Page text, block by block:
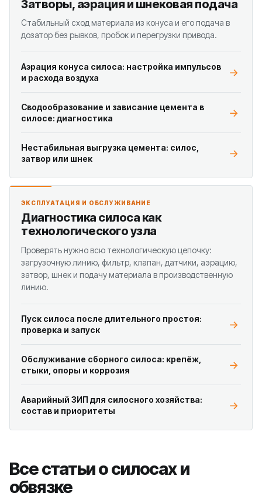
Затворы, аэрация и шнековая подача
Стабильный сход материала из конуса и его подача в
дозатор без рывков, пробок и перегрузки привода.
Аэрация конуса силоса: настройка импульсов
и расхода воздуха
Сводообразование и зависание цемента в
силосе: диагностика
Нестабильная выгрузка цемента: силос,
затвор или шнек
ЭКСПЛУАТАЦИЯ И ОБСЛУЖИВАНИЕ
Диагностика силоса как
технологического узла
Проверять нужно всю технологическую цепочку:
загрузочную линию, фильтр, клапан, датчики, аэрацию,
затвор, шнек и подачу материала в производственную
линию.
Пуск силоса после длительного простоя:
проверка и запуск
Обслуживание сборного силоса: крепёж,
стыки, опоры и коррозия
Аварийный ЗИП для силосного хозяйства:
состав и приоритеты
Все статьи о силосах и
обвязке